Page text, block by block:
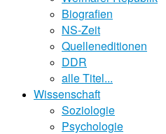
Biografien
NS-Zeit
Quelleneditionen
DDR
alle Titel...
Wissenschaft
Soziologie
Psychologie